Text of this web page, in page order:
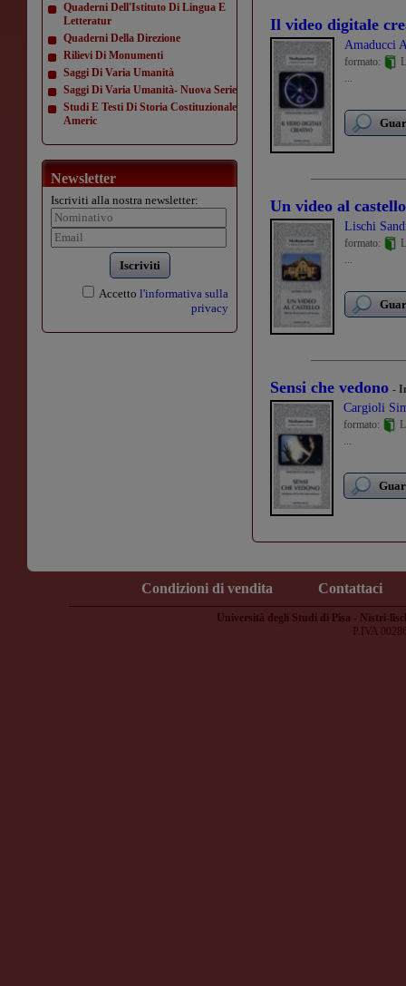
Quaderni Dell'Istituto Di Lingua E
Letteratur
Quaderni Della Direzione
Rilievi Di Monumenti
Saggi Di Varia Umanità
Saggi Di Varia Umanità- Nuova Serie
Studi E Testi Di Storia Costituzionale
Americ
Newsletter
Iscriviti alla nostra newsletter:
Iscriviti
Accetto l'informativa sulla
privacy
Il video digitale
Amaducci
formato:
...
Un video al castello
Lischi
formato:
...
Sensi che vedono -
Cargioli
formato:
...
Condizioni di vendita Contattaci
Università degli Studi di Pisa - Nistri-
P.IVA